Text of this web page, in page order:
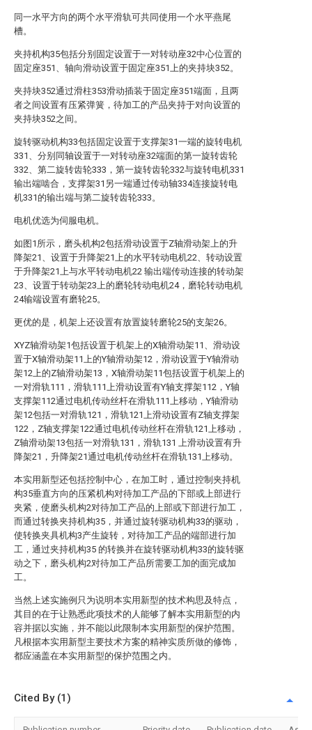
同一水平方向的两个水平滑轨可共同使用一个水平燕尾
槽。
夹持机构35包括分别固定设置于一对转动座32中心位置的
固定座351、轴向滑动设置于固定座351上的夹持块352。
夹持块352通过滑柱353滑动插装于固定座351端面，且两
者之间设置有压紧弹簧，待加工的产品夹持于对向设置的
夹持块352之间。
旋转驱动机构33包括固定设置于支撑架31一端的旋转电机
331、分别同轴设置于一对转动座32端面的第一旋转齿轮
332、第二旋转齿轮333，第一旋转齿轮332与旋转电机331
输出端啮合，支撑架31另一端通过传动轴334连接旋转电
机331的输出端与第二旋转齿轮333。
电机优选为伺服电机。
如图1所示，磨头机构2包括滑动设置于Z轴滑动架上的升
降架21、设置于升降架21上的水平转动电机22、转动设置
于升降架21上与水平转动电机22 输出端传动连接的转动架
23、设置于转动架23上的磨轮转动电机24，磨轮转动电机
24输端设置有磨轮25。
更优的是，机架上还设置有放置旋转磨轮25的支架26。
XYZ轴滑动架1包括设置于机架上的X轴滑动架11、滑动设
置于X轴滑动架11上的Y轴滑动架12，滑动设置于Y轴滑动
架12上的Z轴滑动架13，X轴滑动架11包括设置于机架上的
一对滑轨111，滑轨111上滑动设置有Y轴支撑架112，Y轴
支撑架112通过电机传动丝杆在滑轨111上移动，Y轴滑动
架12包括一对滑轨121，滑轨121上滑动设置有Z轴支撑架
122，Z轴支撑架122通过电机传动丝杆在滑轨121上移动，
Z轴滑动架13包括一对滑轨131，滑轨131 上滑动设置有升
降架21，升降架21通过电机传动丝杆在滑轨131上移动。
本实用新型还包括控制中心，在加工时，通过控制夹持机
构35垂直方向的压紧机构对待加工产品的下部或上部进行
夹紧，使磨头机构2对待加工产品的上部或下部进行加工，
而通过转换夹持机构35，并通过旋转驱动机构33的驱动，
使转换夹具机构3产生旋转，对待加工产品的端部进行加
工，通过夹持机构35 的转换并在旋转驱动机构33的旋转驱
动之下，磨头机构2对待加工产品所需要工加的面完成加
工。
当然上述实施例只为说明本实用新型的技术构思及特点，
其目的在于让熟悉此项技术的人能够了解本实用新型的内
容并据以实施，并不能以此限制本实用新型的保护范围。
凡根据本实用新型主要技术方案的精神实质所做的修饰，
都应涵盖在本实用新型的保护范围之内。
Cited By (1)